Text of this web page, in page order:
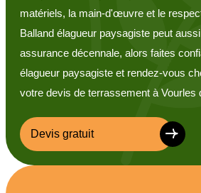
matériels, la main-d'œuvre et le
Balland élagueur paysagiste peut
assurance décennale, alors faites
élagueur paysagiste et rendez-vous
votre devis de terrassement à Vourles
Devis gratuit